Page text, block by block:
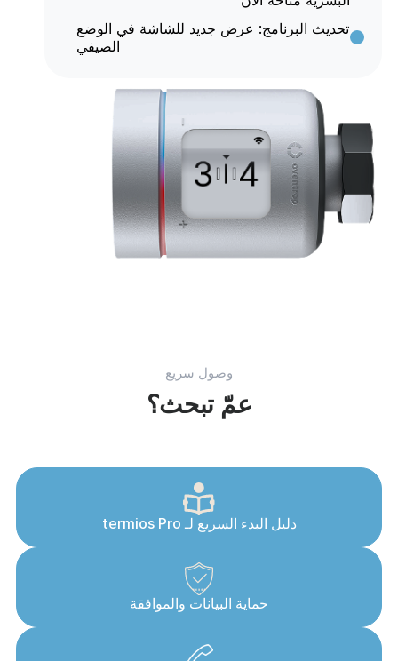
تحديث البرنامج: عرض جديد للشاشة في الوضع
الصيفي
وصول سريع
عمّ تبحث؟
دليل البدء السريع لـ termios Pro
حماية البيانات والموافقة